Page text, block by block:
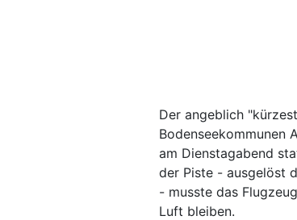
Der angeblich
Bodenseekommunen
am Dienstagabend
der Piste - ausgelöst
- musste das
Luft bleiben.